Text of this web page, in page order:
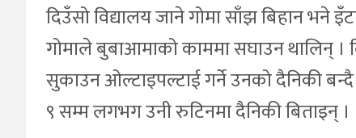
दिउँसो विद्यालय जाने गोमा साँझ बिहान भने
गोमाले बुबाआमाको काममा सघाउन थालिन् ।
सुकाउन ओल्टाइपल्टाई गर्ने उनको दैनिकी
९ सम्म लगभग उनी रुटिनमा दैनिकी बिताइन् ।